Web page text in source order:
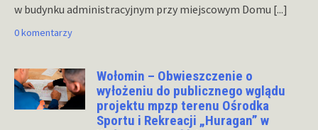
w budynku administracyjnym przy miejscowym Domu [...]
0 komentarzy
Wołomin – Obwieszczenie o
wyłożeniu do publicznego wglądu
projektu mpzp terenu Ośrodka
Sportu i Rekreacji „Huragan” w